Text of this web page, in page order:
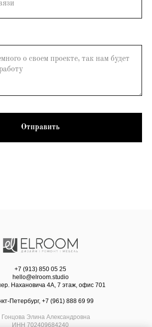
Отправить
+7 (913) 850 05 25
hello@elroom.studio
Нахановича 4А, 7 этаж, офис 701
Петербург, +7 (961) 888 69 99
Элина Александровна
ИНН 702409684240